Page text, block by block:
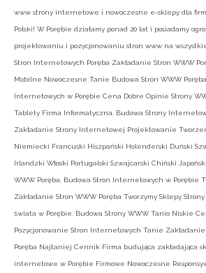
www strony internetowe i nowoczesne e-sklepy dla firm
Polski! W Porębie działamy ponad 20 lat i posiadamy
projektowaniu i pozycjonowaniu stron www na
Stron Internetowych Poręba Zakładanie Stron WWW
Mobilne Nowoczesne Tanie Budowa Stron WWW
Internetowych w Porębie Cena Dobre Opinie Strony
Tablety Firma Informatyczna. Budowa Strony
Zakładanie Strony Internetowej Projektowanie
Niemiecki Francuski Hiszpański Holenderski Duński
Irlandzki Włoski Portugalski Szwajcarski Chiński
WWW Poręba. Budowa Stron Internetowych w Porębie
Zakładanie Stron WWW Poręba Tworzymy Sklepy
świata w Porębie. Budowa Strony WWW Tanio Niskie
Pozycjonowanie Stron Internetowych Tanie
Poręba Najtaniej Cennik Firma budująca zakładająca
internetowe w Porębie Firmowe Nowoczesne